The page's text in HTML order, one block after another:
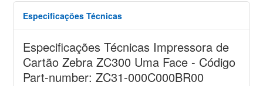
Especificações Técnicas
Especificações Técnicas Impressora de
Cartão Zebra ZC300 Uma Face - Código
Part-number: ZC31-000C000BR00